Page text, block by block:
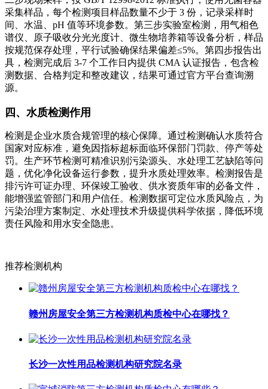
采集样品，每个检测项目样品数量不少于 3 份，记录采样时
间、水温、pH 值等环境参数。第三步实验室检测，用气相色
谱仪、原子吸收分光光度计、微生物培养箱等设备分析，样品
按规范保存处理，平行试验确保结果偏差≤5%。第四步报告出
具，检测完成后 3-7 个工作日内提供 CMA 认证报告，包含检
测数据、合格判定和整改建议，结果可通过官方平台查询溯
源。
四、水质检测作用
检测是企业水质合规管理的核心保障。通过检测确认水质符合
国家对应标准，避免因指标超标面临环保部门罚款、停产等处
罚。生产环节检测可精准识别污染源头、水处理工艺缺陷等问
题，优化净化设备运行参数，提升水质处理效率。检测报告是
排污许可证办理、环保竣工验收、供水资质年审的必备文件，
能增强监管部门和用户信任。检测数据可定位水质风险点，为
污染治理方案制定、水处理技术升级提供科学依据，降低环境
责任风险和用水安全隐患。
推荐检测机构
赣州房屋安全第三方检测机构质检中心在哪找？
长沙一次性用品检测机构研究院名录